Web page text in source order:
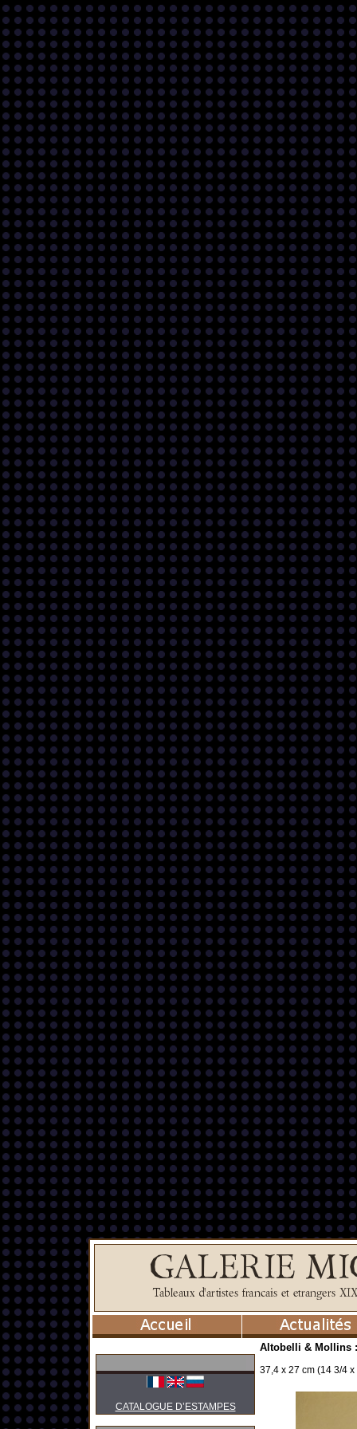
CATALOGUE D’ESTAMPES
Altobelli & Mollins
37,4 x 27 cm (14 3/4